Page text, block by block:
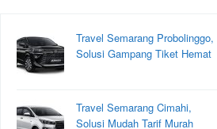
Travel Semarang Probolinggo,
Solusi Gampang Tiket Hemat
Travel Semarang Cimahi,
Solusi Mudah Tarif Murah